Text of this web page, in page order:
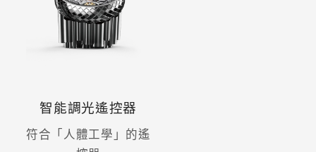
智能調光遙控器
符合「人體工學」的遙